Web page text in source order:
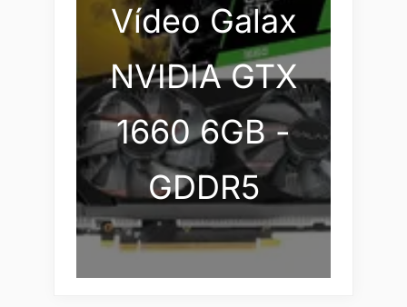
Vídeo Galax
NVIDIA GTX
1660 6GB -
GDDR5